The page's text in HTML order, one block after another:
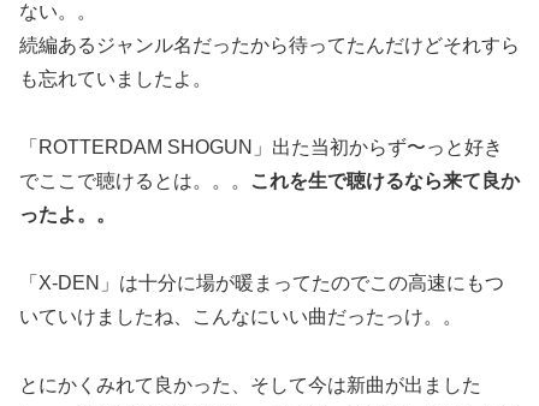
ない。。
続編あるジャンル名だったから待ってたんだけどそれすら
も忘れていましたよ。
「ROTTERDAM SHOGUN」出た当初からず〜っと好き
でここで聴けるとは。。。
これを生で聴けるなら来て良か
ったよ。。
「X-DEN」は十分に場が暖まってたのでこの高速にもつ
いていけましたね、こんなにいい曲だったっけ。。
とにかくみれて良かった、そして今は新曲が出ました